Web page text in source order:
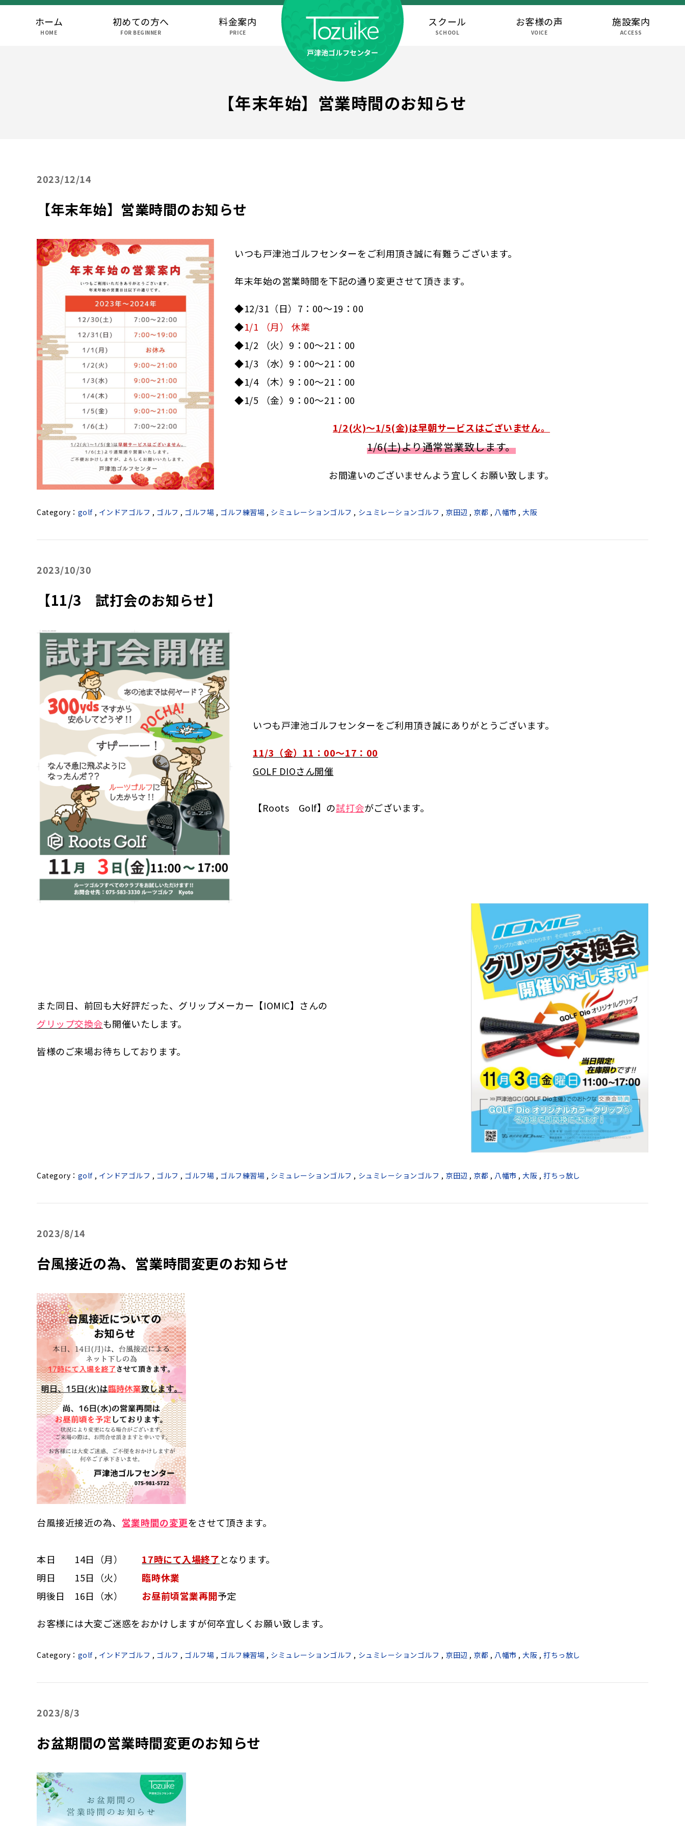
ホーム
HOME
初めての方へ
FOR BEGINNER
料金案内
PRICE
スクール
SCHOOL
お客様の声
VOICE
施設案内
ACCESS
【年末年始】営業時間のお知らせ
2023 12/14
【年末年始】営業時間のお知らせ
いつも戸津池ゴルフセンターをご利用頂き誠に有難うございます。
年末年始の営業時間を下記の通り変更させて頂きます。
◆12/31（日）7：00～19：00
◆1/1 （月） 休業
◆1/2 （火）9：00～21：00
◆1/3 （水）9：00～21：00
◆1/4 （木）9：00～21：00
◆1/5 （金）9：00～21：00
1/2(火)〜1/5(金)は早朝サービスはございません。
1/6(土)より通常営業致します。
お間違いのございませんよう宜しくお願い致します。
golf , インドアゴルフ , ゴルフ , ゴルフ場 , ゴルフ練習場 , シミュレーションゴルフ , シュミレーションゴルフ , 京田辺 , 京都 , 八幡市 ,大阪
2023 10/30
【11/3 試打会のお知らせ】
いつも戸津池ゴルフセンターをご利用頂き誠にありがとうございます。
11/3（金）11：00～17：00
GOLF DIOさん開催
【Roots Golf】の試打会がございます。
また同日、前回も大好評だった、グリップメーカー【IOMIC】さんの
グリップ交換会も開催いたします。
皆様のご来場お待ちしております。
golf , インドアゴルフ , ゴルフ , ゴルフ場 , ゴルフ練習場 , シミュレーションゴルフ , シュミレーションゴルフ , 京田辺 , 京都 , 八幡市 ,大阪 ,打ちっ放し
2023 8/14
台風接近の為、営業時間変更のお知らせ
台風接近接近の為、 営業時間の変更をさせて頂きます。
本日 14日（月） 17時にて入場終了となります。
明日 15日（火） 臨時休業
明後日 16日（水） お昼前頃営業再開予定
お客様には大変ご迷惑をおかけしますが何卒宜しくお願い致します。
golf , インドアゴルフ , ゴルフ , ゴルフ場 , ゴルフ練習場 , シミュレーションゴルフ , シュミレーションゴルフ , 京田辺 , 京都 , 八幡市 ,大阪 ,打ちっ放し
2023 8/3
お盆期間の営業時間変更のお知らせ